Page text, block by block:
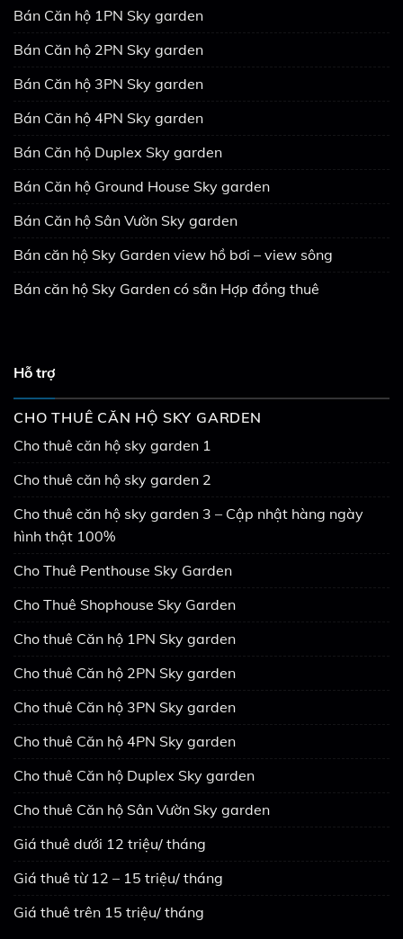
Bán Căn hộ 1PN Sky garden
Bán Căn hộ 2PN Sky garden
Bán Căn hộ 3PN Sky garden
Bán Căn hộ 4PN Sky garden
Bán Căn hộ Duplex Sky garden
Bán Căn hộ Ground House Sky garden
Bán Căn hộ Sân Vườn Sky garden
Bán căn hộ Sky Garden view hồ bơi – view sông
Bán căn hộ Sky Garden có sẵn Hợp đồng thuê
Hỗ trợ
CHO THUÊ CĂN HỘ SKY GARDEN
Cho thuê căn hộ sky garden 1
Cho thuê căn hộ sky garden 2
Cho thuê căn hộ sky garden 3 – Cập nhật hàng ngày
hình thật 100%
Cho Thuê Penthouse Sky Garden
Cho Thuê Shophouse Sky Garden
Cho thuê Căn hộ 1PN Sky garden
Cho thuê Căn hộ 2PN Sky garden
Cho thuê Căn hộ 3PN Sky garden
Cho thuê Căn hộ 4PN Sky garden
Cho thuê Căn hộ Duplex Sky garden
Cho thuê Căn hộ Sân Vườn Sky garden
Giá thuê dưới 12 triệu/ tháng
Giá thuê từ 12 – 15 triệu/ tháng
Giá thuê trên 15 triệu/ tháng